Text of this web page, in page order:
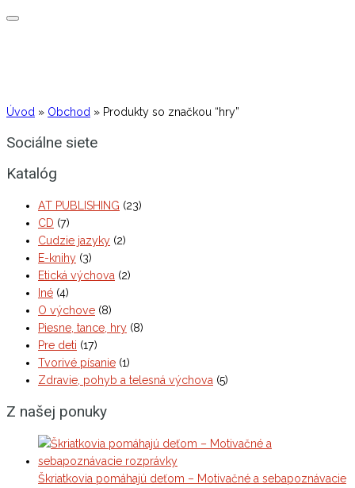
Úvod » Obchod » Produkty so značkou “hry”
Sociálne siete
Katalóg
AT PUBLISHING (23)
CD (7)
Cudzie jazyky (2)
E-knihy (3)
Etická výchova (2)
Iné (4)
O výchove (8)
Piesne, tance, hry (8)
Pre deti (17)
Tvorivé písanie (1)
Zdravie, pohyb a telesná výchova (5)
Z našej ponuky
Škriatkovia pomáhajú deťom – Motivačné a sebapoznávacie